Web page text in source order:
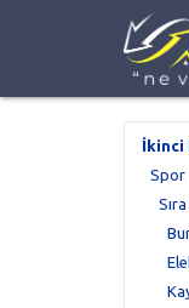
İkinci
Spor